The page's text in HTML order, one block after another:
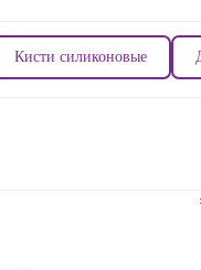
Кисти силиконовые